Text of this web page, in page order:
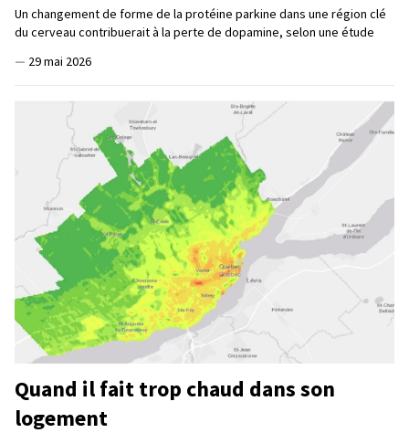
Un changement de forme de la protéine parkine dans une région clé
du cerveau contribuerait à la perte de dopamine, selon une étude
— 29 mai 2026
Quand il fait trop chaud dans son
logement